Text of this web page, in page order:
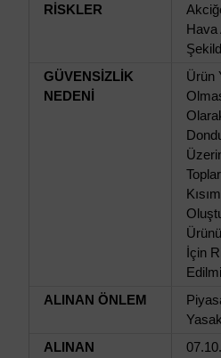
RİSKLER
Hava
GÜVENSİZLİK
NEDENİ
Ürün
İçin
ALINAN ÖNLEM
ALINAN